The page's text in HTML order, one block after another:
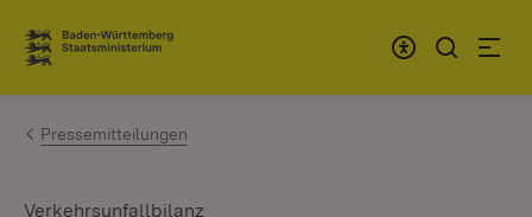
Zum Inhalt springen
Link zur Startseite
Pressemitteilungen
Verkehrsunfallbilanz